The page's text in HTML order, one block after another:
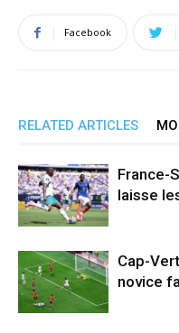
Facebook
RELATED ARTICLES
France-
laisse
Cap-
novice